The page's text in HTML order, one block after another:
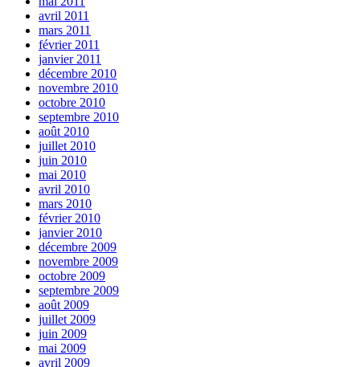
avril 2011
mars 2011
février 2011
janvier 2011
décembre 2010
novembre 2010
octobre 2010
septembre 2010
août 2010
juillet 2010
juin 2010
mai 2010
avril 2010
mars 2010
février 2010
janvier 2010
décembre 2009
novembre 2009
octobre 2009
septembre 2009
août 2009
juillet 2009
juin 2009
mai 2009
avril 2009